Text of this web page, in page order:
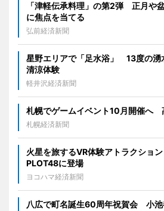
「津軽伝承料理」の第2弾 正月や
に焦点を当てる
弘前経済新聞
星野エリアで「足水浴」 13度の湧
清涼体験
軽井沢経済新聞
札幌でゲームイベント10月開催へ
札幌経済新聞
火星を旅するVR体験アトラクショ
PLOT48に登場
ヨコハマ経済新聞
八広で町名誕生60周年祝賀会 小池